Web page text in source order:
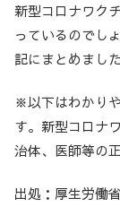
新型コロナワク
っているのでし
記にまとめました
※以下はわかり
す。新型コロナ
治体、医師等の
出処：厚生労働